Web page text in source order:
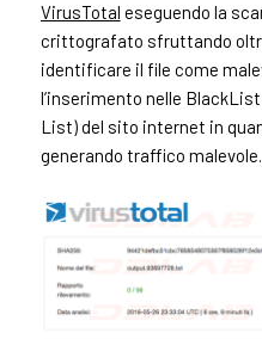
VirusTotal eseguendo la
crittografato sfruttando
identificare il file come
l’inserimento nelle
List) del sito internet in
generando traffico malevole.